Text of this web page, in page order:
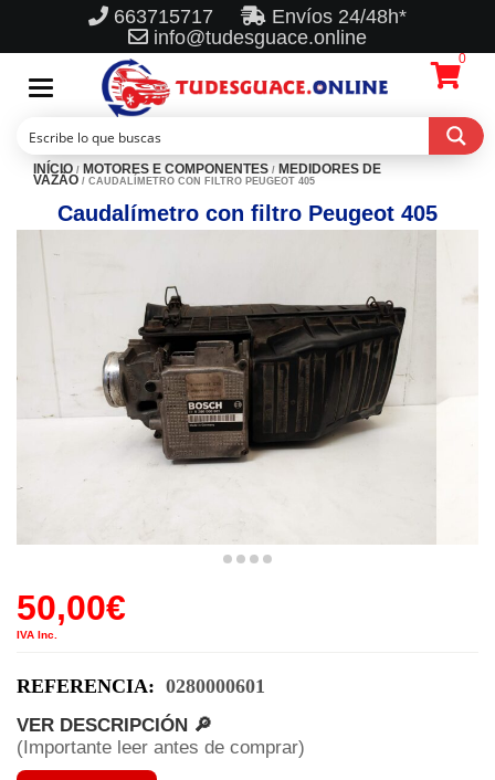
663715717
Envíos 24/48h*
info@tudesguace.online
Toggle
navigation
0
INÍCIO / MOTORES E COMPONENTES / MEDIDORES DE
VAZÃO / CAUDALÍMETRO CON FILTRO PEUGEOT 405
Caudalímetro con filtro Peugeot 405
50,00€
IVA Inc.
REFERENCIA: 0280000601
VER DESCRIPCIÓN 🔎
(Importante leer antes de comprar)